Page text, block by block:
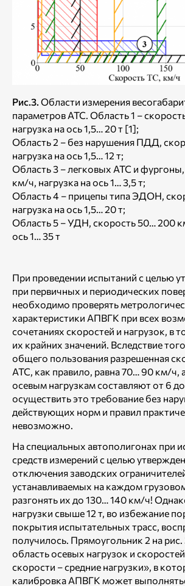
Рис.3. Области измерения
параметров АТС. Область 1 –
нагрузка на ось 1,5… 20 т [1];
Область 2 – без нарушения ПДД,
нагрузка на ось 1,5… 12 т;
Область 3 – легковых АТС и
км/ч, нагрузка на ось 1… 3,5 т;
Область 4 – прицепы типа ЭДОН,
нагрузка на ось 1,5… 20 т;
Область 5 – УДН, скорость 50… 200
ось 1… 35 т
При проведении испытаний с целью
при первичных и периодических
необходимо проверять
характеристики АПВГК при всех
сочетаниях скоростей и нагрузок, в
их крайних значений. Вследствие
общего пользования разрешенная
АТС, как правило, равна 70… 90 км/ч,
осевым нагрузкам составляют от 6 до
осуществить это требование без
действующих норм и правил
невозможно.
На специальных автополигонах при
средств измерений с целью
отключения заводских
устанавливаемых на каждом
разгонять их до 130… 140 км/ч!
нагрузки свыше 12 т, во избежание
покрытия испытательных трасс,
получилось. Прямоугольник 2 на рис.
область осевых нагрузок и
скорости – средние нагрузки», в
калибровка АПВГК может